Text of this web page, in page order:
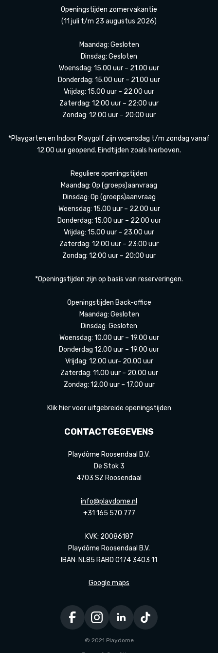
Openingstijden zomervakantie
(11 juli t/m 23 augustus 2026)
Maandag: Gesloten
Dinsdag: Gesloten
Woensdag: 15.00 uur – 21.00 uur
Donderdag: 15.00 uur – 21.00 uur
Vrijdag: 15.00 uur – 22.00 uur
Zaterdag: 12:00 uur – 22:00 uur
Zondag: 12:00 uur – 20:00 uur
*Playgarten en Indoor Playgolf zijn woensdag t/m zondag vanaf
12.00 uur geopend. Eindtijden zoals hierboven.
Reguliere openingstijden
Maandag: Op (groeps)aanvraag
Dinsdag: Op (groeps)aanvraag
Woensdag: 15.00 uur – 22.00 uur
Donderdag: 15.00 uur – 22.00 uur
Vrijdag: 15.00 uur – 23.00 uur
Zaterdag: 12:00 uur – 23:00 uur
Zondag: 12:00 uur – 20:00 uur
*Openingstijden zijn op basis van reserveringen.
Openingstijden Back-office
Maandag: Gesloten
Dinsdag: Gesloten
Woensdag: 10.00 uur – 19.00 uur
Donderdag 12.00 uur – 19.00 uur
Vrijdag: 12.00 uur- 20.00 uur
Zaterdag: 11.00 uur – 20.00 uur
Zondag: 12.00 uur – 17.00 uur
Klik hier voor uitgebreide openingstijden
CONTACTGEGEVENS
Playdôme Roosendaal B.V.
De Stok 3
4703 SZ Roosendaal
info@playdome.nl
+31 165 570 777
KVK: 20086187
Playdôme Roosendaal B.V.
IBAN: NL85 RABO 0174 3403 11
Google maps
© 2021 Playdome